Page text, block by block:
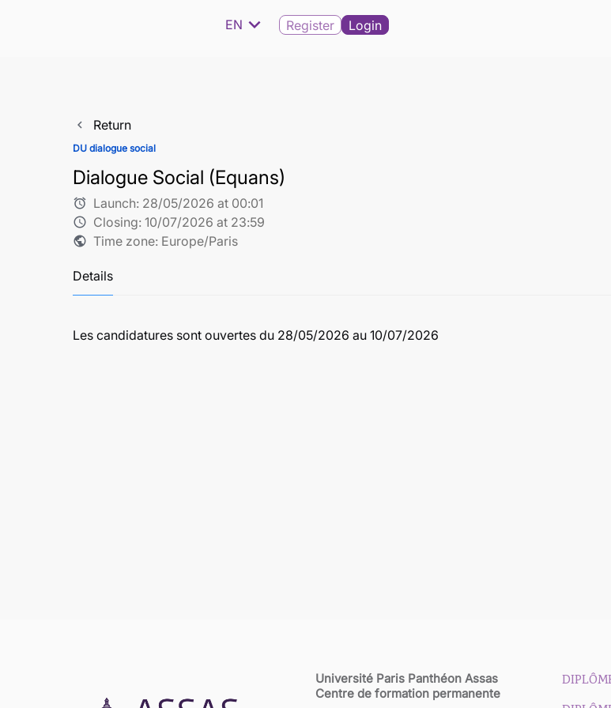
EN expand_more Register Login
navigate_before Return
DU dialogue social
Dialogue Social (Equans)
alarm Launch: 28/05/2026 at 00:01
schedule Closing: 10/07/2026 at 23:59
public Time zone: Europe/Paris
Details
Les candidatures sont ouvertes du 28/05/2026 au 10/07/2026
Université Paris Panthéon Assas
Centre de formation permanente